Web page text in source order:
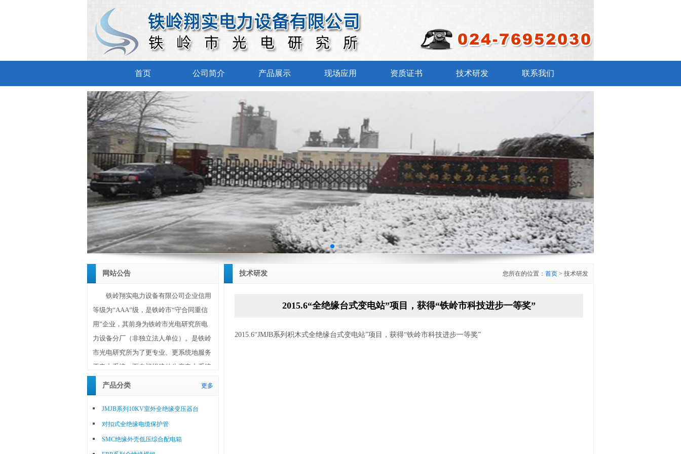
首页 公司简介 产品展示 现场应用 资质证书 技术研发 联系我们
网站公告
铁岭翔实电力设备有限公司企业信用
等级为“AAA”级，是铁岭市“守合同重信
用”企业，其前身为铁岭市光电研究所电
力设备分厂（非独立法人单位）。是铁岭
市光电研究所为了更专业、更系统地服务
于电力系统，而专门组建的生产电力系统
设备和材料的独立法人单位。铁岭翔实电
力设备有限公司成立于2010年10月20日，
注册资金1180万元，位于铁岭市调兵山城
北工业园区，占地面积30亩（20000平方
米），其技术、工艺、研发、生产、销售
等主要人员均为铁岭市光电研究所选调的
产品分类 更多
JMJB系列10KV室外全绝缘变压器台
对扣式全绝缘电缆保护管
SMC绝缘外壳低压综合配电箱
技术研发 您所在的位置： 首页 > 技术研发
2015.6“全绝缘台式变电站”项目，获得“铁岭市科技进步一等奖”
2015.6“JMJB系列积木式全绝缘台式变电站”项目，获得“铁岭市科技进步一等奖”